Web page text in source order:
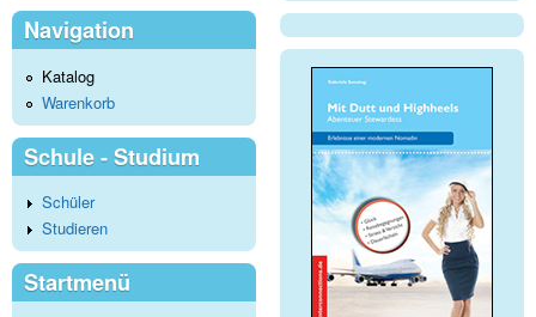
Navigation
Katalog
Warenkorb
Schule - Studium
Schüler
Studieren
Startmenü